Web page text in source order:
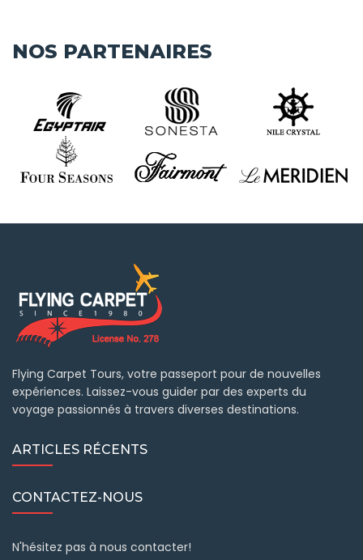
NOS PARTENAIRES
Flying Carpet Tours, votre passeport pour de nouvelles
expériences. Laissez-vous guider par des experts du
voyage passionnés à travers diverses destinations.
ARTICLES RÉCENTS
CONTACTEZ-NOUS
N'hésitez pas à nous contacter!